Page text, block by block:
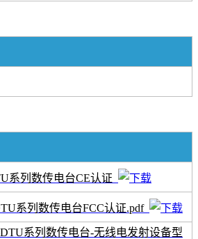
系列数传电台CE认证
系列数传电台FCC认证.pdf
系列数传电台-无线电发射设备型